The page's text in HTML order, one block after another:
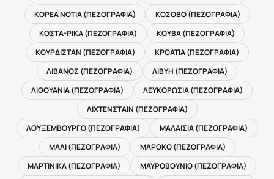
ΚΟΡΕΑ ΝΟΤΙΑ (ΠΕΖΟΓΡΑΦΙΑ)
ΚΟΣΟΒΟ (ΠΕΖΟΓΡΑΦΙΑ)
ΚΟΣΤΑ-ΡΙΚΑ (ΠΕΖΟΓΡΑΦΙΑ)
ΚΟΥΒΑ (ΠΕΖΟΓΡΑΦΙΑ)
ΚΟΥΡΔΙΣΤΑΝ (ΠΕΖΟΓΡΑΦΙΑ)
ΚΡΟΑΤΙΑ (ΠΕΖΟΓΡΑΦΙΑ)
ΛΙΒΑΝΟΣ (ΠΕΖΟΓΡΑΦΙΑ)
ΛΙΒΥΗ (ΠΕΖΟΓΡΑΦΙΑ)
ΛΙΘΟΥΑΝΙΑ (ΠΕΖΟΓΡΑΦΙΑ)
ΛΕΥΚΟΡΩΣΙΑ (ΠΕΖΟΓΡΑΦΙΑ)
ΛΙΧΤΕΝΣΤΑΙΝ (ΠΕΖΟΓΡΑΦΙΑ)
ΛΟΥΞΕΜΒΟΥΡΓΟ (ΠΕΖΟΓΡΑΦΙΑ)
ΜΑΛΑΙΣΙΑ (ΠΕΖΟΓΡΑΦΙΑ)
ΜΑΛΙ (ΠΕΖΟΓΡΑΦΙΑ)
ΜΑΡΟΚΟ (ΠΕΖΟΓΡΑΦΙΑ)
ΜΑΡΤΙΝΙΚΑ (ΠΕΖΟΓΡΑΦΙΑ)
ΜΑΥΡΟΒΟΥΝΙΟ (ΠΕΖΟΓΡΑΦΙΑ)